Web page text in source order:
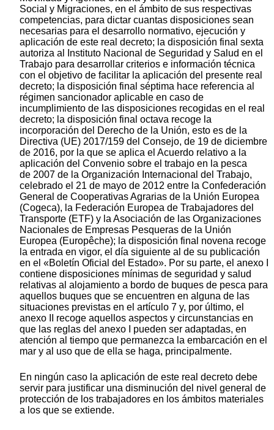
Social y Migraciones, en el ámbito de sus respectivas
competencias, para dictar cuantas disposiciones sean
necesarias para el desarrollo normativo, ejecución y
aplicación de este real decreto; la disposición final sexta
autoriza al Instituto Nacional de Seguridad y Salud en el
Trabajo para desarrollar criterios e información técnica
con el objetivo de facilitar la aplicación del presente real
decreto; la disposición final séptima hace referencia al
régimen sancionador aplicable en caso de
incumplimiento de las disposiciones recogidas en el real
decreto; la disposición final octava recoge la
incorporación del Derecho de la Unión, esto es de la
Directiva (UE) 2017/159 del Consejo, de 19 de diciembre
de 2016, por la que se aplica el Acuerdo relativo a la
aplicación del Convenio sobre el trabajo en la pesca
de 2007 de la Organización Internacional del Trabajo,
celebrado el 21 de mayo de 2012 entre la Confederación
General de Cooperativas Agrarias de la Unión Europea
(Cogeca), la Federación Europea de Trabajadores del
Transporte (ETF) y la Asociación de las Organizaciones
Nacionales de Empresas Pesqueras de la Unión
Europea (Europêche); la disposición final novena recoge
la entrada en vigor, el día siguiente al de su publicación
en el «Boletín Oficial del Estado». Por su parte, el anexo I
contiene disposiciones mínimas de seguridad y salud
relativas al alojamiento a bordo de buques de pesca para
aquellos buques que se encuentren en alguna de las
situaciones previstas en el artículo 7 y, por último, el
anexo II recoge aquellos aspectos y circunstancias en
que las reglas del anexo I pueden ser adaptadas, en
atención al tiempo que permanezca la embarcación en el
mar y al uso que de ella se haga, principalmente.
En ningún caso la aplicación de este real decreto debe
servir para justificar una disminución del nivel general de
protección de los trabajadores en los ámbitos materiales
a los que se extiende.